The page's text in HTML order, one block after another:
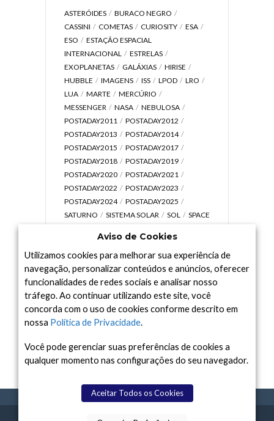
ASTERÓIDES
BURACO NEGRO
CASSINI
COMETAS CURIOSITY
ESA
ESO
ESTAÇÃO ESPACIAL
INTERNACIONAL
ESTRELAS
EXOPLANETAS
GALÁXIAS
HIRISE
HUBBLE
IMAGENS ISS LPOD
LRO
LUA
MARTE
MERCÚRIO
MESSENGER
NASA
NEBULOSA
POSTADAY2011
POSTADAY2012
POSTADAY2013
POSTADAY2014
POSTADAY2015
POSTADAY2017
POSTADAY2018
POSTADAY2019
POSTADAY2020
POSTADAY2021
POSTADAY2022
POSTADAY2023
POSTADAY2024
POSTADAY2025
SATURNO
SISTEMA SOLAR SOL
SPACE
UNIVERSO
VÍDEO
Arquivo
Arquivo
Aviso de Cookies
Utilizamos cookies para melhorar sua experiência de
navegação, personalizar conteúdos e anúncios, oferecer
funcionalidades de redes sociais e analisar nosso
tráfego. Ao continuar utilizando este site, você
concorda com o uso de cookies conforme descrito em
nossa Política de Privacidade.
Você pode gerenciar suas preferências de cookies a
qualquer momento nas configurações do seu navegador.
Aceitar Todos os Cookies